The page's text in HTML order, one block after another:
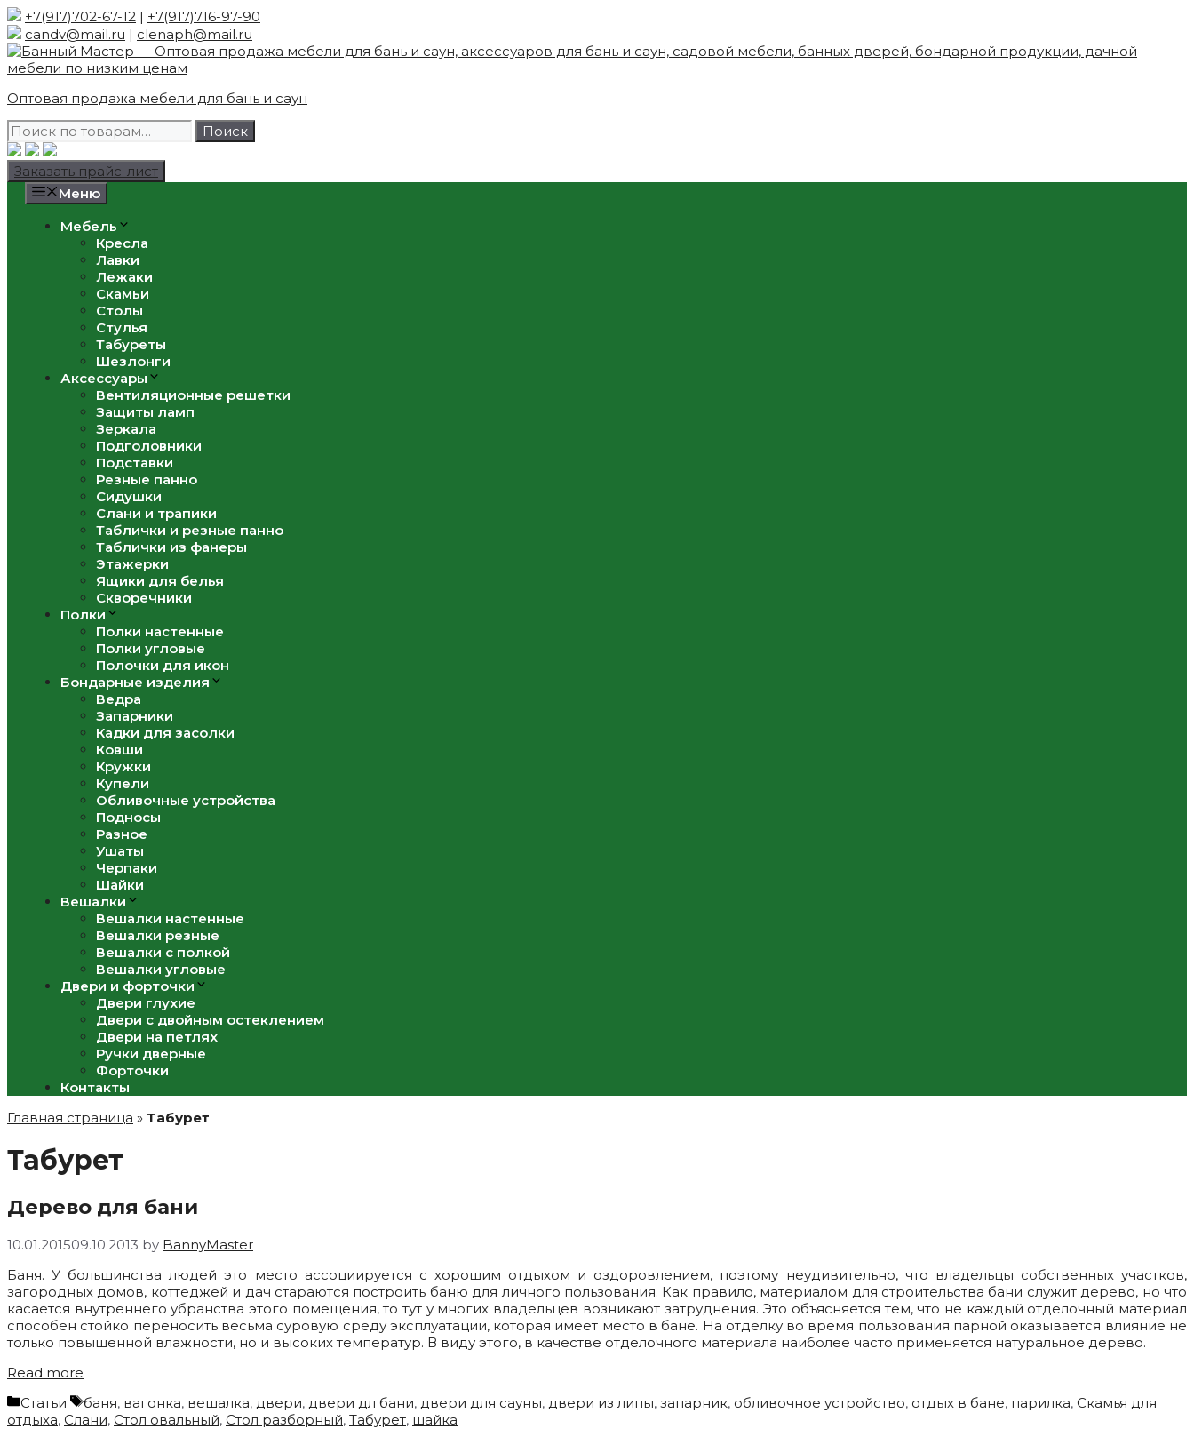
Skip
to
content
+7(917)702-67-12 | +7(917)716-97-90
candv@mail.ru | clenaph@mail.ru
Оптовая продажа мебели для бань и саун
Искать:
Поиск
Заказать прайс-лист
Меню
Мебель
Кресла
Лавки
Лежаки
Скамьи
Столы
Стулья
Табуреты
Шезлонги
Аксессуары
Вентиляционные решетки
Защиты ламп
Зеркала
Подголовники
Подставки
Резные панно
Сидушки
Слани и трапики
Таблички и резные панно
Таблички из фанеры
Этажерки
Ящики для белья
Скворечники
Полки
Полки настенные
Полки угловые
Полочки для икон
Бондарные изделия
Ведра
Запарники
Кадки для засолки
Ковши
Кружки
Купели
Обливочные устройства
Подносы
Разное
Ушаты
Черпаки
Шайки
Вешалки
Вешалки настенные
Вешалки резные
Вешалки с полкой
Вешалки угловые
Двери и форточки
Двери глухие
Двери с двойным остеклением
Двери на петлях
Ручки дверные
Форточки
Контакты
Главная страница » Табурет
Табурет
Дерево для бани
10.01.201509.10.2013 by BannyMaster
Баня. У большинства людей это место ассоциируется с хорошим отдыхом и оздоровлением, поэтому неудивительно, что владельцы собственных участков,
загородных домов, коттеджей и дач стараются построить баню для личного пользования. Как правило, материалом для строительства бани служит дерево, но что
касается внутреннего убранства этого помещения, то тут у многих владельцев возникают затруднения. Это объясняется тем, что не каждый отделочный материал
способен стойко переносить весьма суровую среду эксплуатации, которая имеет место в бане. На отделку во время пользования парной оказывается влияние не
только повышенной влажности, но и высоких температур. В виду этого, в качестве отделочного материала наиболее часто применяется натуральное дерево.
Read more
Categories
Статьи Tags
баня, вагонка, вешалка, двери, двери дл бани, двери для сауны, двери из липы, запарник, обливочное устройство, отдых в бане, парилка, Скамья для
отдыха, Слани, Стол овальный, Стол разборный, Табурет, шайка